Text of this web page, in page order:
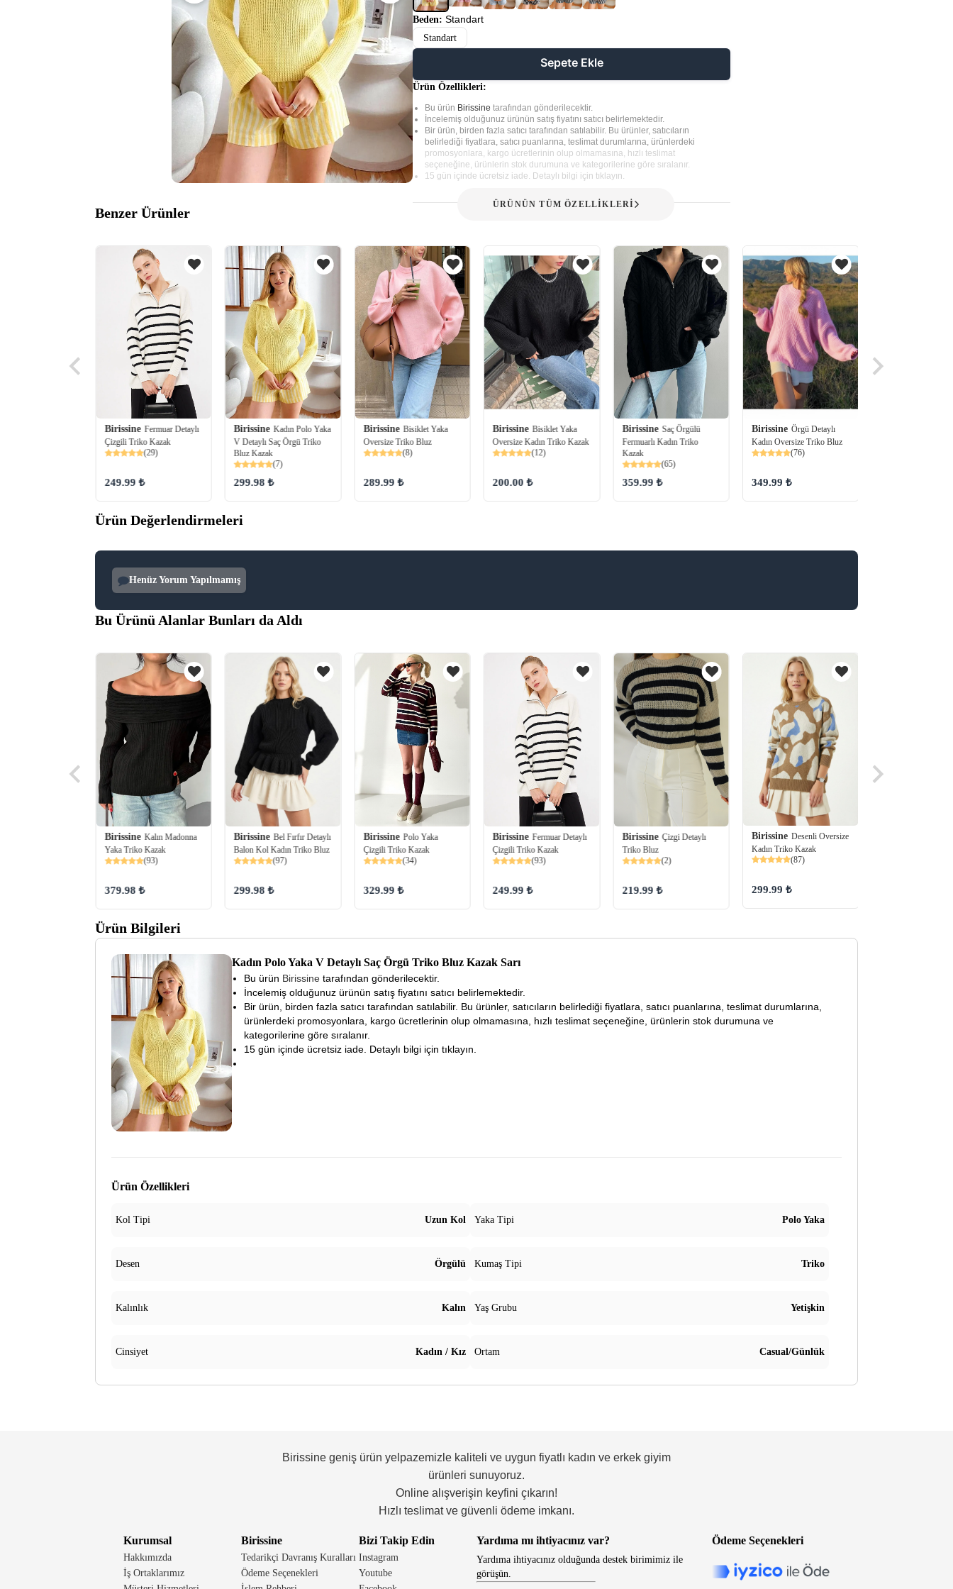
Beden: Standart
Standart
Sepete Ekle
Ürün Özellikleri:
Bu ürün Birissinetarafından gönderilecektir.
İncelemiş olduğunuz ürünün satış fiyatını satıcı belirlemektedir.
Bir ürün, birden fazla satıcı tarafından satılabilir. Bu ürünler, satıcıların
belirlediği fiyatlara, satıcı puanlarına, teslimat durumlarına, ürünlerdeki
promosyonlara, kargo ücretlerinin olup olmamasına, hızlı teslimat
seçeneğine, ürünlerin stok durumuna ve kategorilerine göre sıralanır.
15 gün içinde ücretsiz iade. Detaylı bilgi için tıklayın.
ÜRÜNÜN TÜM ÖZELLİKLERİ
Benzer Ürünler
Birissine Fermuar Detaylı
Çizgili Triko Kazak
(29)
249.99 ₺
Birissine Kadın Polo Yaka
V Detaylı Saç Örgü Triko
Bluz Kazak
(7)
299.98 ₺
Birissine Bisiklet Yaka
Oversize Triko Bluz
(8)
289.99 ₺
Birissine Bisiklet Yaka
Oversize Kadın Triko Kazak
(12)
200.00 ₺
Birissine Saç Örgülü
Fermuarlı Kadın Triko
Kazak
(65)
359.99 ₺
Birissine Örgü Detaylı
Kadın Oversize Triko Bluz
(76)
349.99 ₺
Ürün Değerlendirmeleri
Henüz Yorum Yapılmamış
Bu Ürünü Alanlar Bunları da Aldı
Birissine Kalın Madonna
Yaka Triko Kazak
(93)
379.98 ₺
Birissine Bel Fırfır Detaylı
Balon Kol Kadın Triko Bluz
(97)
299.98 ₺
Birissine Polo Yaka
Çizgili Triko Kazak
(34)
329.99 ₺
Birissine Fermuar Detaylı
Çizgili Triko Kazak
(93)
249.99 ₺
Birissine Çizgi Detaylı
Triko Bluz
(2)
219.99 ₺
Birissine Desenli Oversize
Kadın Triko Kazak
(87)
299.99 ₺
Ürün Bilgileri
Kadın Polo Yaka V Detaylı Saç Örgü Triko Bluz Kazak Sarı
Bu ürün Birissinetarafından gönderilecektir.
İncelemiş olduğunuz ürünün satış fiyatını satıcı belirlemektedir.
Bir ürün, birden fazla satıcı tarafından satılabilir. Bu ürünler, satıcıların belirlediği fiyatlara, satıcı puanlarına, teslimat durumlarına,
ürünlerdeki promosyonlara, kargo ücretlerinin olup olmamasına, hızlı teslimat seçeneğine, ürünlerin stok durumuna ve
kategorilerine göre sıralanır.
15 gün içinde ücretsiz iade. Detaylı bilgi için tıklayın.
Ürün Özellikleri
Kol Tipi Uzun Kol Yaka Tipi Polo Yaka
Desen Örgülü Kumaş Tipi Triko
Kalınlık Kalın Yaş Grubu Yetişkin
Cinsiyet Kadın / Kız Ortam Casual/Günlük
Birissine geniş ürün yelpazemizle kaliteli ve uygun fiyatlı kadın ve erkek giyim
ürünleri sunuyoruz.
Online alışverişin keyfini çıkarın!
Hızlı teslimat ve güvenli ödeme imkanı.
Kurumsal
Hakkımızda
İş Ortaklarımız
Birissine
Tedarikçi Davranış Kuralları
Ödeme Seçenekleri
Bizi Takip Edin
Instagram
Youtube
Yardıma mı ihtiyacınız var?
Yardıma ihtiyacınız olduğunda destek birimimiz ile
görüşün.
Ödeme Seçenekleri